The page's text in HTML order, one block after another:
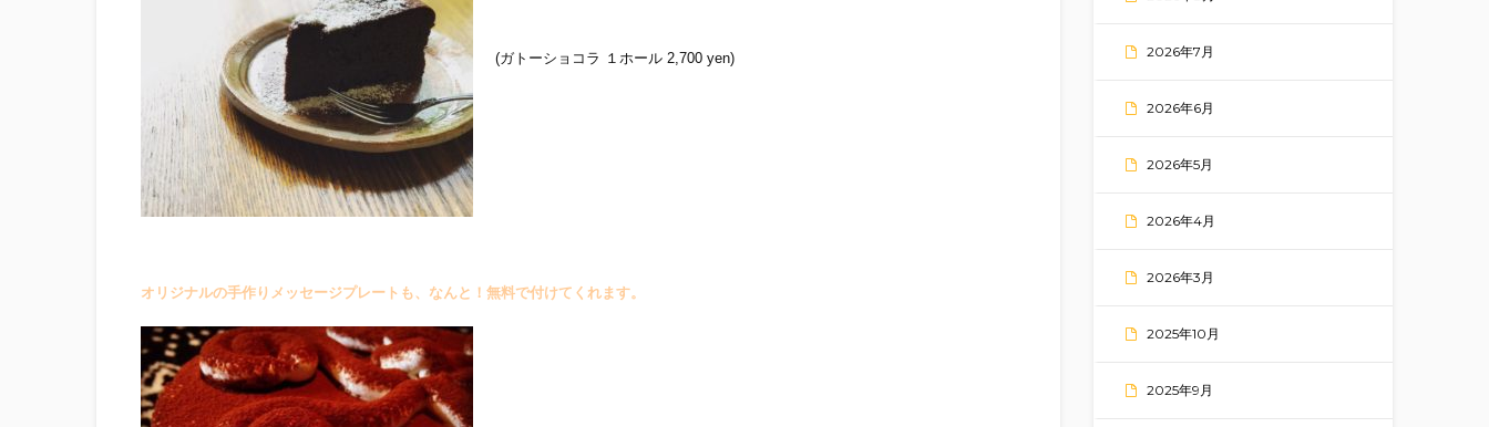
(ガトーショコラ １ホール 2,700 yen)
オリジナルの手作りメッセージプレートも、なんと！ 無料で付けてくれます。
2026年7月
2026年6月
2026年5月
2026年4月
2026年3月
2025年10月
2025年9月